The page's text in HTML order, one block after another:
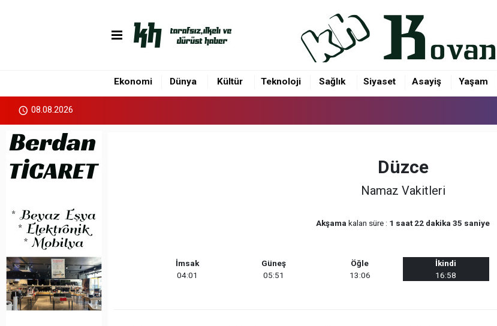
Ekonomi Dünya Kültür Teknoloji Sağlık Siyaset Asayiş Yaşam
08.08.2026
Düzce
Namaz Vakitleri
Akşama kalan süre : 1 saat 22 dakika 34 saniye
İmsak
04:01
Güneş
05:51
Öğle
13:06
İkindi
16:58